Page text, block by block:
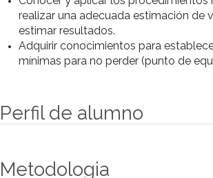
planificación y el diseño de menú son
fundamentales para la venta. Utilizar la
de Ingeniería del Menú.
Estimación de ventas. Proyección de
equilibrio y conocer lo mínimo que se
vender para no tener pérdidas.